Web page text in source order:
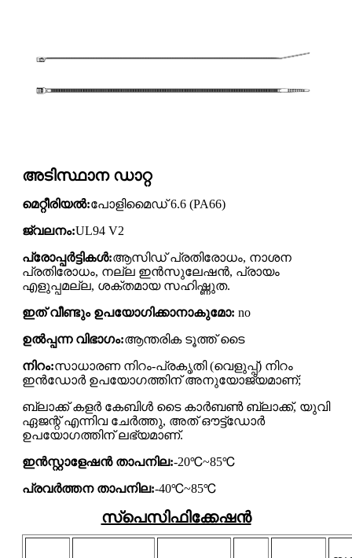
അടിസ്ഥാന ഡാറ്റ
മെറ്റീരിയൽ:പോളിമൈഡ് 6.6 (PA66)
ജ്വലനം:UL94 V2
പ്രോപ്പർട്ടികൾ:ആസിഡ് പ്രതിരോധം, നാശന
പ്രതിരോധം, നല്ല ഇൻസുലേഷൻ, പ്രായം
എളുപ്പമല്ല, ശക്തമായ സഹിഷ്ണുത.
ഇത് വീണ്ടും ഉപയോഗിക്കാനാകുമോ: no
ഉൽപ്പന്ന വിഭാഗം:ആന്തരിക ടൂത്ത് ടൈ
നിറം:സാധാരണ നിറം-പ്രകൃതി (വെളുപ്പ്) നിറം
ഇൻഡോർ ഉപയോഗത്തിന് അനുയോജ്യമാണ്;
ബ്ലാക്ക് കളർ കേബിൾ ടൈ കാർബൺ ബ്ലാക്ക്, യുവി
ഏജന്റ് എന്നിവ ചേർത്തു, അത് ഔട്ട്ഡോർ
ഉപയോഗത്തിന് ലഭ്യമാണ്.
ഇൻസ്റ്റാളേഷൻ താപനില:-20℃~85℃
പ്രവർത്തന താപനില:-40℃~85℃
സ്പെസിഫിക്കേഷൻ